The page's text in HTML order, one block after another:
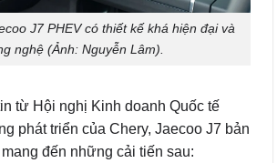
J7 PHEV có thiết kế khá hiện đại và
nghệ (Ảnh: Nguyễn Lâm).
từ Hội nghị Kinh doanh Quốc tế
phát triển của Chery, Jaecoo J7 bản
đến những cải tiến sau: